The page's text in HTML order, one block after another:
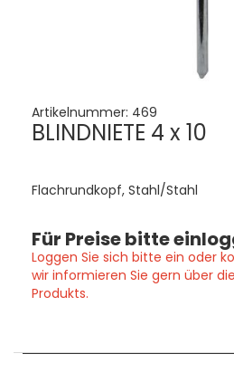
Artikelnummer: 469
BLINDNIETE 4 x 10
Flachrundkopf, Stahl/Stahl
Für Preise bitte
Loggen Sie sich bitte ein oder
wir informieren Sie gern über
Produkts.